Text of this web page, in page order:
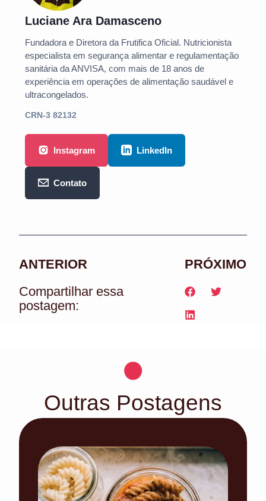
Luciane Ara Damasceno
Fundadora e Diretora da Frutifica Oficial. Nutricionista
especialista em segurança alimentar e regulamentação
sanitária da ANVISA, com mais de 18 anos de
experiência em operações de alimentação saudável e
ultracongelados.
CRN-3 82132
Instagram LinkedIn
Contato
ANTERIOR
PRÓXIMO
Compartilhar essa
postagem:
Outras Postagens